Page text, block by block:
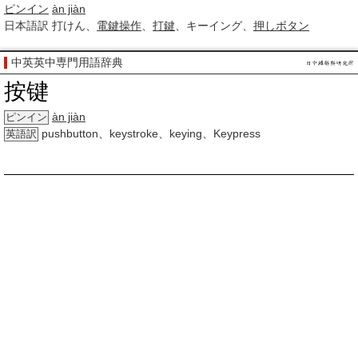
ピンイン àn jiàn
日本語訳 打けん、 電鍵操作 打鍵 、キーイング、 押しボタン
中英英中専門用語辞典
按键
ピンイン àn jiàn
英語訳 pushbutton、keystroke、keying、Keypress